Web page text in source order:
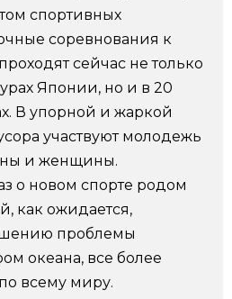
спортивных
соревнования к
сейчас не только
Японии, но и в 20
В упорной и жаркой
участвуют молодежь
и женщины.
о новом спорте родом
как ожидается,
проблемы
океана, все более
всему миру.